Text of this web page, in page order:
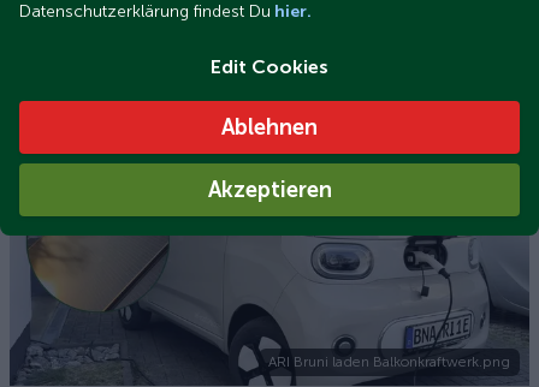
ARI Bruni E-Auto im Einsatz als Zweitwagen im
ARI Bruni laden Balkonkraftwerk.png
Datenschutzerklärung findest Du hier.
Edit Cookies
Ablehnen
Akzeptieren